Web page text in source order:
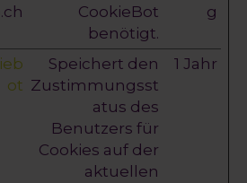
CookieBot
benötigt.
g
ot
Speichert den
Zustimmungsst
atus des
Benutzers für
Cookies auf der
aktuellen
1 Jahr